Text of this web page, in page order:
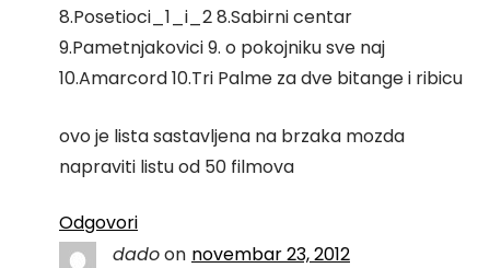
8.Posetioci_1_i_2 8.Sabirni centar
9.Pametnjakovici 9. o pokojniku sve naj
10.Amarcord 10.Tri Palme za dve bitange i ribicu
ovo je lista sastavljena na brzaka mozda
napraviti listu od 50 filmova
Odgovori
dadoon novembar 23, 2012